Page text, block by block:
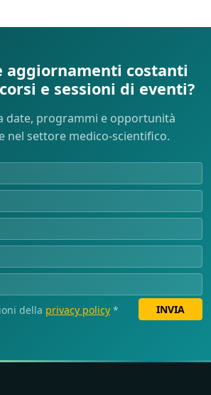
aggiornamenti costanti
e sessioni di eventi?
date, programmi e opportunità
nel settore medico-scientifico.
della privacy policy * INVIA